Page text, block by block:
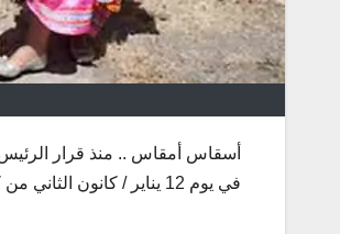
في يوم 12 يناير / كانون الثاني من كل عام.